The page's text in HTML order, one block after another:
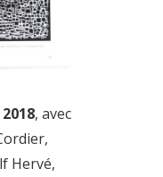
, avec
Hervé,